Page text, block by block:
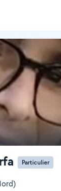
Particulier